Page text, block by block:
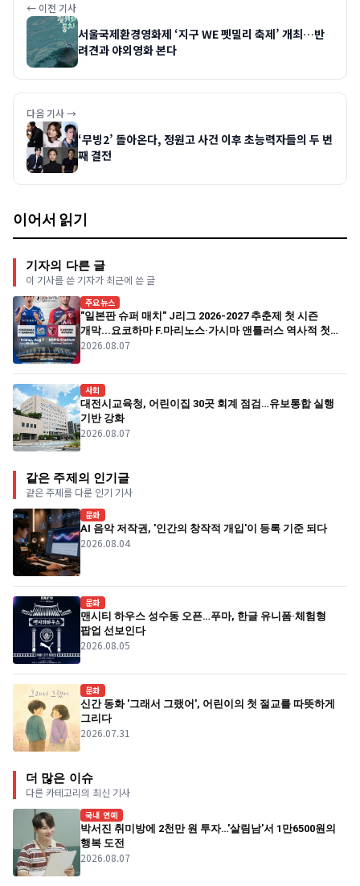
← 이전 기사
서울국제환경영화제 ‘지구 WE 펫밀리 축제’ 개최…반
려견과 야외영화 본다
다음 기사 →
‘무빙2’ 돌아온다, 정원고 사건 이후 초능력자들의 두 번
째 결전
이어서 읽기
기자의 다른 글
이 기사를 쓴 기자가 최근에 쓴 글
주요뉴스
"일본판 슈퍼 매치" J리그 2026-2027 추춘제 첫 시즌
개막...요코하마 F.마리노스·가시마 앤틀러스 역사적 첫
경기
2026.08.07
사회
대전시교육청, 어린이집 30곳 회계 점검…유보통합 실행
기반 강화
2026.08.07
같은 주제의 인기글
같은 주제를 다룬 인기 기사
문화
AI 음악 저작권, '인간의 창작적 개입'이 등록 기준 되다
2026.08.04
문화
맨시티 하우스 성수동 오픈…푸마, 한글 유니폼·체험형
팝업 선보인다
2026.08.05
문화
신간 동화 '그래서 그랬어', 어린이의 첫 절교를 따뜻하게
그리다
2026.07.31
더 많은 이슈
다른 카테고리의 최신 기사
국내 연예
박서진 취미방에 2천만 원 투자…'살림남'서 1만6500원의
행복 도전
2026.08.07